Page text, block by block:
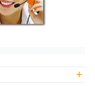
+